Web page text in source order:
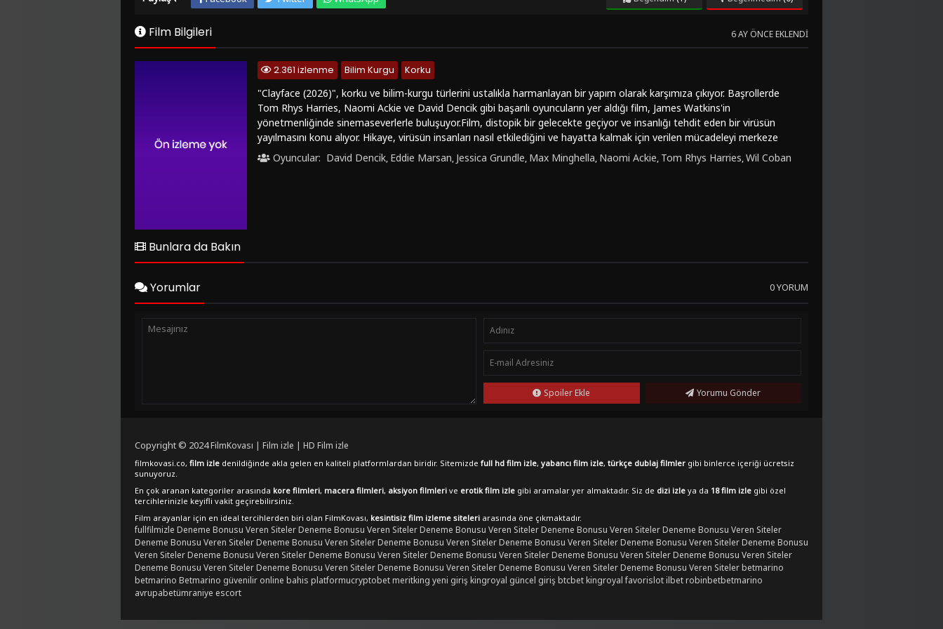
Film Bilgileri 6 AY ÖNCE EKLENDI
2.361 izlenme Bilim Kurgu
Korku
"Clayface (2026)", korku ve bilim-kurgu türlerini ustalıkla harmanlayan bir yapım olarak karşımıza çıkıyor. Başrollerde
Tom Rhys Harries, Naomi Ackie ve David Dencik gibi başarılı oyuncuların yer aldığı film, James Watkins'in
yönetmenliğinde sinemaseverlerle buluşuyor.Film, distopik bir gelecekte geçiyor ve insanlığı tehdit eden bir virüsün
yayılmasını konu alıyor. Hikaye, virüsün insanları nasıl etkilediğini ve hayatta kalmak için verilen mücadeleyi merkeze
alıyor. Tom Rhys Harries'in canlandırdığı cesur karakter, Naomi Ackie'nin oynadığı zeki bilim insanı ve David Dencik'in
hayat verdiği tehlikeli karakter arasındaki gerilim, izleyicilere sürükleyici bir deneyim sunuyor."Clayface (2026)", etkileyici
Oyuncular: David Dencik, Eddie Marsan, Jessica Grundle, Max Minghella, Naomi Ackie, Tom Rhys Harries,Wil Coban
Bunlara da Bakın
Yorumlar 0 YORUM
Spoiler Ekle Yorumu Gönder
Copyright © 2024FilmKovası | Film izle | HD Film izle
filmkovasi.co, film izle denildiğinde akla gelen en kaliteli platformlardan biridir. Sitemizde full hd film izle, yabancı film izle, türkçe dublaj filmler gibi binlerce içeriği ücretsiz
sunuyoruz.
En çok aranan kategoriler arasında kore filmleri, macera filmleri, aksiyon filmleri ve erotik film izle gibi aramalar yer almaktadır. Siz de dizi izle ya da 18 film izle gibi özel
tercihlerinizle keyifli vakit geçirebilirsiniz.
Film arayanlar için en ideal tercihlerden biri olan FilmKovası, kesintisiz film izleme siteleri arasında öne çıkmaktadır.
fullfilmizle Deneme Bonusu Veren SitelerDeneme Bonusu Veren SitelerDeneme Bonusu Veren SitelerDeneme Bonusu Veren SitelerDeneme Bonusu Veren Siteler
Deneme Bonusu Veren SitelerDeneme Bonusu Veren SitelerDeneme Bonusu Veren SitelerDeneme Bonusu Veren SitelerDeneme Bonusu Veren SitelerDeneme Bonusu
Veren SitelerDeneme Bonusu Veren SitelerDeneme Bonusu Veren SitelerDeneme Bonusu Veren SitelerDeneme Bonusu Veren SitelerDeneme Bonusu Veren Siteler
Deneme Bonusu Veren SitelerDeneme Bonusu Veren SitelerDeneme Bonusu Veren SitelerDeneme Bonusu Veren SitelerDeneme Bonusu Veren Sitelerbetmarino
betmarino Betmarino güvenilir online bahis platformucryptobetmeritking yeni girişkingroyal güncel girişbtcbetkingroyal favorislotilbetrobinbetbetmarino
avrupabetümraniye escort